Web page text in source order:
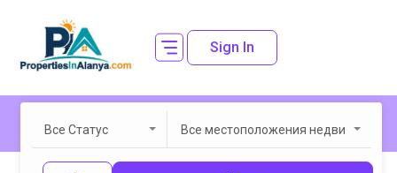
Sign In
Все Статус Все местоположения недвижимости